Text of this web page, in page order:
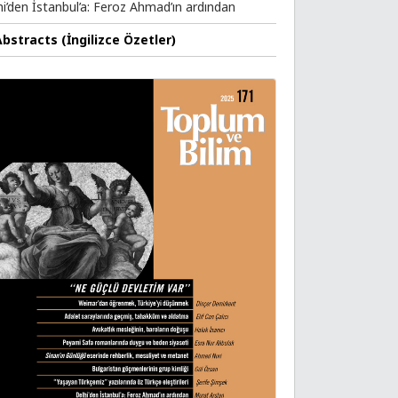
İstanbul’a: Feroz Ahmad’ın ardından
(İngilizce Özetler)